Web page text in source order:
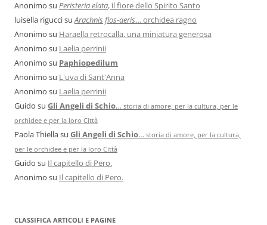
Anonimo su Peristeria elata, il fiore dello Spirito Santo
luisella riguccisu Arachnis flos-aeris… orchidea ragno
Anonimo su Haraella retrocalla, una miniatura generosa
Anonimo su Laelia perrinii
Anonimo su Paphiopedilum
Anonimo su L'uva di Sant'Anna
Anonimo su Laelia perrinii
Guido su Gli Angeli di Schio… storia di amore, per la cultura, per le
orchidee e per la loro Città
Paola Thiellasu Gli Angeli di Schio… storia di amore, per la cultura,
per le orchidee e per la loro Città
Guido su Il capitello di Pero.
Anonimo su Il capitello di Pero.
CLASSIFICA ARTICOLI E PAGINE